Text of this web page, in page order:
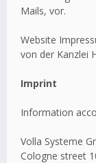
Mails, vor.
Website
von der Kanzlei
Imprint
Information
Volla Systeme
Cologne street